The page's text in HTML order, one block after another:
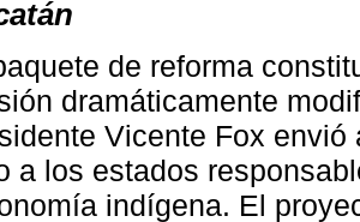
de reforma
dramáticamente
Vicente Fox
a los estados
indígena. El